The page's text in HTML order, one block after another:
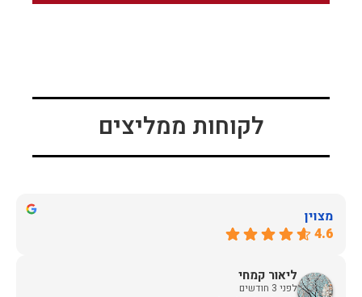
לקוחות ממליצים
מצוין
4.6
ליאור קמחי
לפני 3 חודשים